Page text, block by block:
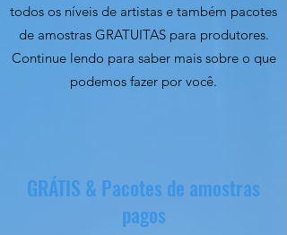
todos os níveis de artistas e também pacotes
de amostras GRATUITAS para produtores.
Continue lendo para saber mais sobre o que
podemos fazer por você.
GRÁTIS & Pacotes de amostras
pagos